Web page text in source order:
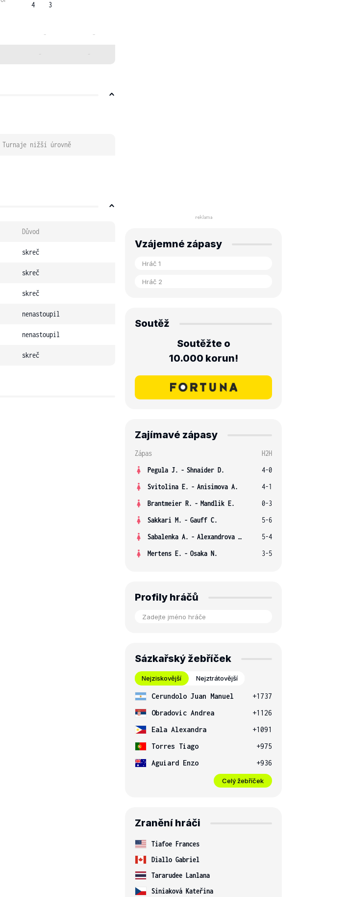
4
3
- -
- -
Turnaje nižší úrovně
Důvod
skreč
skreč
skreč
nenastoupil
nenastoupil
skreč
Vzájemné zápasy
Soutěž
Soutěžte o
10.000 korun!
Zajímavé zápasy
Zápas
H2H
Pegula J. - Shnaider D.
4-0
Svitolina E. - Anisimova A.
4-1
Brantmeier R. - Mandlik E.
0-3
Sakkari M. - Gauff C.
5-6
Sabalenka A. - Alexandrova E.
5-4
Mertens E. - Osaka N. 3-5
Profily hráčů
Sázkařský žebříček
Nejziskovější Nejztrátovější
Cerundolo Juan Manuel
+1737
Obradovic Andrea
+1126
Eala Alexandra
+1091
Torres Tiago
+975
Aguiard Enzo
+936
Celý žebříček
Zranění hráči
Tiafoe Frances
Diallo Gabriel
Tararudee Lanlana
Siniaková Kateřina